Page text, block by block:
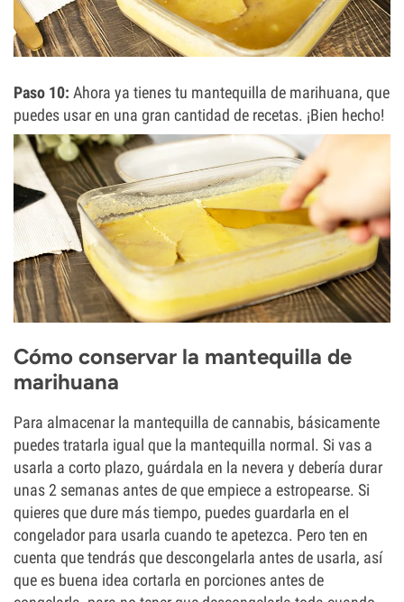
Paso 10: Ahora ya tienes tu mantequilla de marihuana, que
puedes usar en una gran cantidad de recetas. ¡Bien hecho!
Cómo conservar la mantequilla de
marihuana
Para almacenar la mantequilla de cannabis, básicamente
puedes tratarla igual que la mantequilla normal. Si vas a
usarla a corto plazo, guárdala en la nevera y debería durar
unas 2 semanas antes de que empiece a estropearse. Si
quieres que dure más tiempo, puedes guardarla en el
congelador para usarla cuando te apetezca. Pero ten en
cuenta que tendrás que descongelarla antes de usarla, así
que es buena idea cortarla en porciones antes de